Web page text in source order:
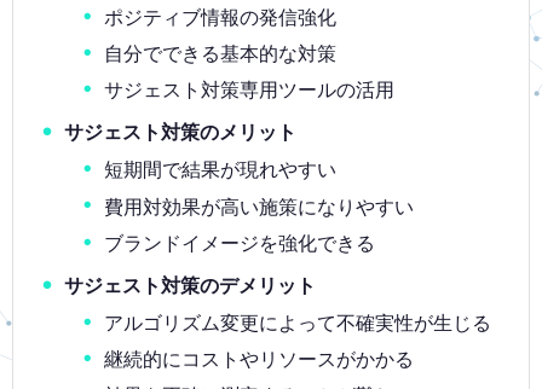
ポジティブ情報の発信強化
自分でできる基本的な対策
サジェスト対策専用ツールの活用
サジェスト対策のメリット
短期間で結果が現れやすい
費用対効果が高い施策になりやすい
ブランドイメージを強化できる
サジェスト対策のデメリット
アルゴリズム変更によって不確実性が生じる
継続的にコストやリソースがかかる